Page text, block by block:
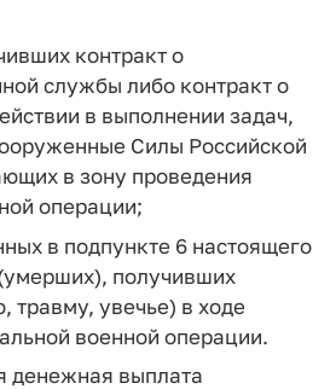
контракт о
службы либо контракт о
в выполнении задач,
Силы Российской
в зону проведения
операции;
в подпункте 6 настоящего
получивших
травму, увечье) в ходе
военной операции.
денежная выплата